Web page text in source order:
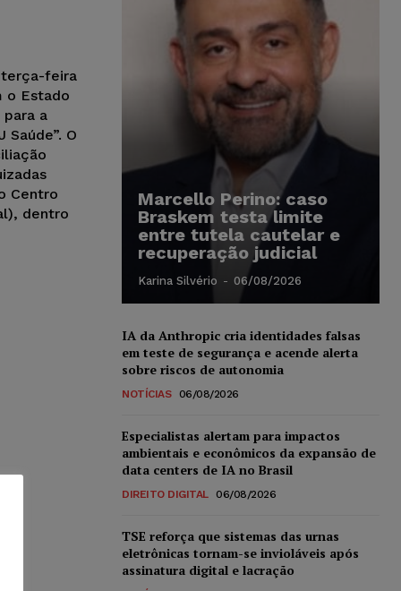
terça-feira
o Estado
a
O
Centro
dentro
Marcello Perino: caso
Braskem testa limite
entre tutela cautelar e
recuperação judicial
Karina Silvério - 06/08/2026
IA da Anthropic cria identidades falsas
em teste de segurança e acende alerta
sobre riscos de autonomia
NOTÍCIAS 06/08/2026
Especialistas alertam para impactos
ambientais e econômicos da expansão de
data centers de IA no Brasil
DIREITO DIGITAL 06/08/2026
TSE reforça que sistemas das urnas
eletrônicas tornam-se invioláveis após
assinatura digital e lacração